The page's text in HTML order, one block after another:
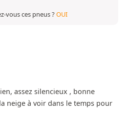
vous ces pneus ?OUI
assez silencieux , bonne
neige à voir dans le temps pour